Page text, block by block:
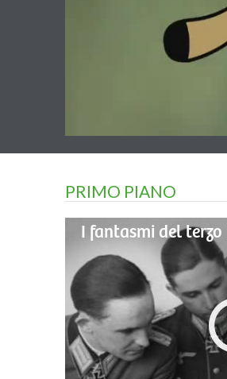
PRIMO PIANO
I fantasmi del terzo